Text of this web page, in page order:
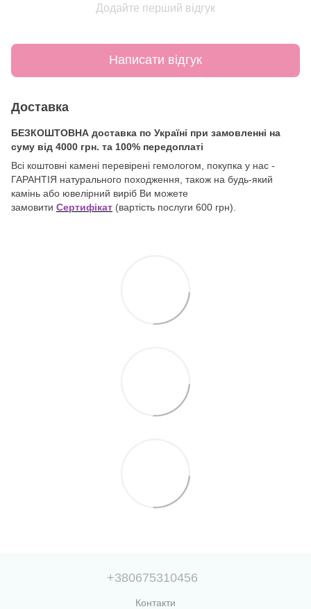
Додайте перший відгук
Написати відгук
Доставка
БЕЗКОШТОВНА доставка по Україні при замовленні на
суму від 4000 грн. та 100% передоплаті
Всі коштовні камені перевірені гемологом, покупка у нас -
ГАРАНТІЯ натурального походження, також на будь-який
камінь або ювелірний виріб Ви можете
замовити Сертифікат (вартість послуги 600 грн).
+380675310456
Контакти